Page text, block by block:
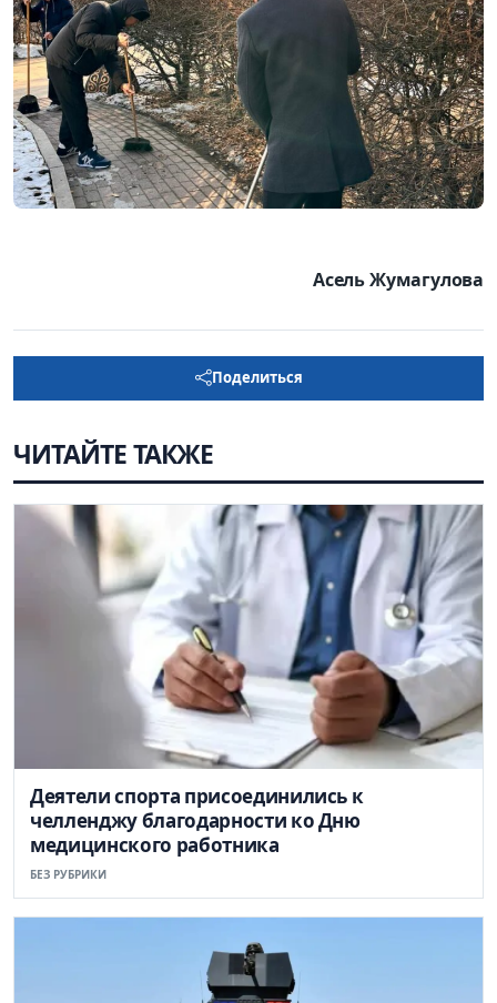
Асель Жумагулова
Поделиться
ЧИТАЙТЕ ТАКЖЕ
Деятели спорта присоединились к
челленджу благодарности ко Дню
медицинского работника
БЕЗ РУБРИКИ